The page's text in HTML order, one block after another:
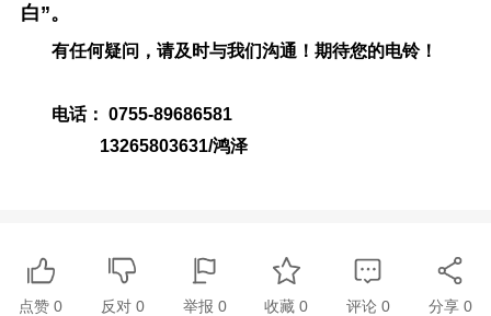
白”。
有任何疑问，请及时与我们沟通！期待您的电铃！
电话： 0755-89686581
13265803631/鸿泽
点赞0 反对 0 举报 0 收藏 0 评论 0 分享 0